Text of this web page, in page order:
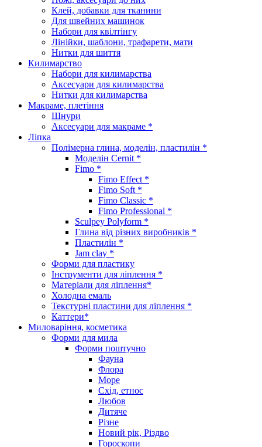
Клей, добавки для тканини
Для швейних машинок
Набори для квілтінгу
Лінійки, шаблони, трафарети, мати
Нитки для шиття
Килимарство
Набори для килимарства
Аксесуари для килимарства
Нитки для килимарства
Макраме, плетіння
Шнури
Аксесуари для макраме *
Ліпка
Полімерна глина, моделін, пластилін *
Моделін Cernit *
Fimo *
Fimo Effect *
Fimo Soft *
Fimo Classic *
Fimo Professional *
Sculpey Polyform *
Глина від різних виробників *
Пластилін *
Jam clay *
Форми для пластику
Інструменти для ліплення *
Матеріали для ліплення*
Холодна емаль
Текстурні пластини для ліплення *
Каттери*
Миловаріння, косметика
Форми для мила
Форми поштучно
Фауна
Флора
Море
Схід, етнос
Любов
Дитяче
Різне
Новий рік, Різдво
Гороскопи